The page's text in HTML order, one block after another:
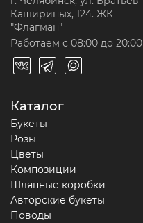
Кашириных, 124. ЖК
"Флагман"
Работаем с 08:00 до 20:00
Каталог
Букеты
Розы
Цветы
Композиции
Шляпные коробки
Авторские букеты
Поводы